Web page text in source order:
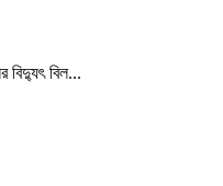
বিদ্যুৎ বিল...